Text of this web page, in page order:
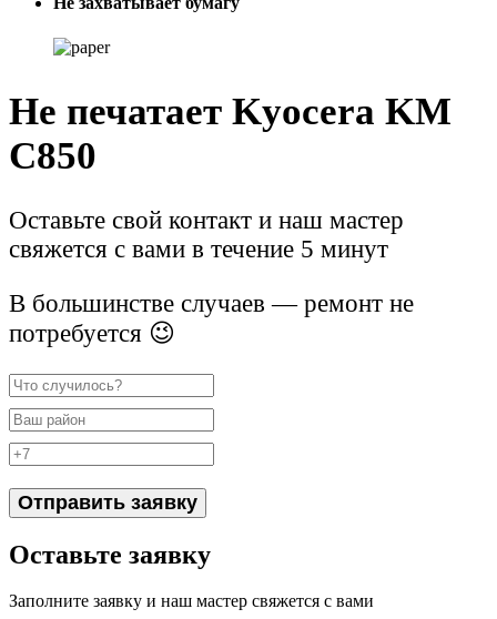
Не печатает Kyocera KM
C850
Оставьте свой контакт и наш мастер
свяжется с вами в течение 5 минут
В большинстве случаев — ремонт не
потребуется 😉
Отправить заявку
Оставьте заявку
Заполните заявку и наш мастер свяжется с вами